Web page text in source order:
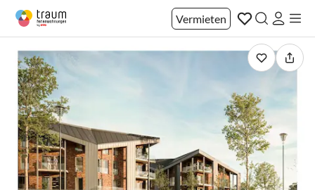
Vermieten